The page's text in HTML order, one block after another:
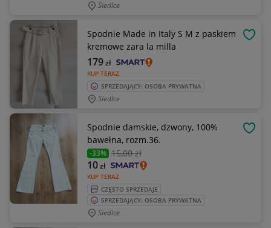
Siedlce
Spodnie Made in Italy S M z paskiem
kremowe zara la milla
KUP TERAZ
179zł
SPRZEDAJĄCY: OSOBA PRYWATNA
Siedlce
Spodnie damskie, dzwony, 100%
bawełna, rozm.36.
-33% 15,00 zł
KUP TERAZ
10zł
CZĘSTO SPRZEDAJE
SPRZEDAJĄCY: OSOBA PRYWATNA
Siedlce